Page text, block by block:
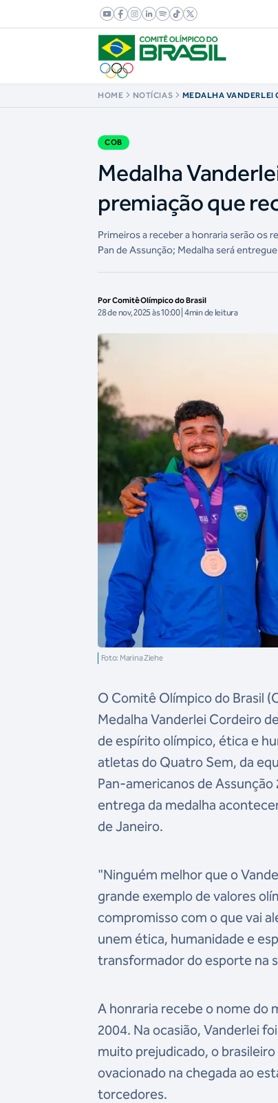
HOME NOTÍCIAS
MEDALHA VANDERLEI
COB
Medalha
premiação que
Primeiros a receber a honraria serão
Pan de Assunção; Medalha será
Por Comitê Olímpico do Brasil
28 de nov, 2025 às 10:00 | 4min de leitura
Foto: Marina Ziehe
O Comitê Olímpico do Brasil
Medalha Vanderlei Cordeiro
de espírito olímpico, ética e
atletas do Quatro Sem, da
Pan-americanos de
entrega da medalha
de Janeiro.
"Ninguém melhor que o
grande exemplo de valores
compromisso com o que vai
unem ética, humanidade e
transformador do esporte na
A honraria recebe o nome do
2004. Na ocasião, Vanderlei
muito prejudicado, o
ovacionado na chegada ao
torcedores.